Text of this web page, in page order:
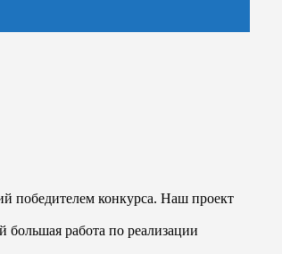
победителем конкурса. Наш проект
большая работа по реализации